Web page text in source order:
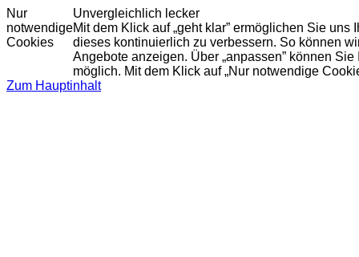
Nur
notwendige
Cookies
Unvergleichlich lecker
Mit dem Klick auf „geht klar” ermöglichen Sie
dieses kontinuierlich zu verbessern. So können
Angebote anzeigen. Über „anpassen” können
möglich. Mit dem Klick auf „Nur notwendige
Zum Hauptinhalt